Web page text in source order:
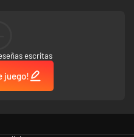
escritas
juego!